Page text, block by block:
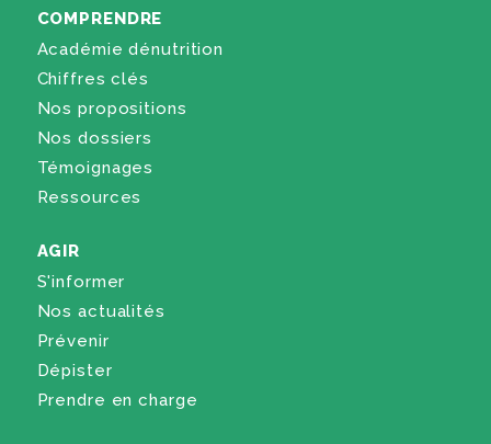
COMPRENDRE
Académie dénutrition
Chiffres clés
Nos propositions
Nos dossiers
Témoignages
Ressources
AGIR
S'informer
Nos actualités
Prévenir
Dépister
Prendre en charge